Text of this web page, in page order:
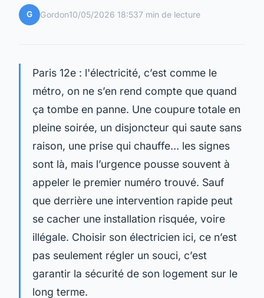
G Gordon10/05/2026 18:537 min de lecture
Paris 12e : l'électricité, c’est comme le
métro, on ne s’en rend compte que quand
ça tombe en panne. Une coupure totale en
pleine soirée, un disjoncteur qui saute sans
raison, une prise qui chauffe… les signes
sont là, mais l’urgence pousse souvent à
appeler le premier numéro trouvé. Sauf
que derrière une intervention rapide peut
se cacher une installation risquée, voire
illégale. Choisir son électricien ici, ce n’est
pas seulement régler un souci, c’est
garantir la sécurité de son logement sur le
long terme.